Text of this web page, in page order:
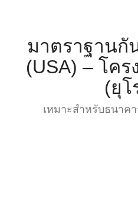
มาตราฐานกั
(USA) – โคร
(ยุโ
เหมาะสำหรับธนาค